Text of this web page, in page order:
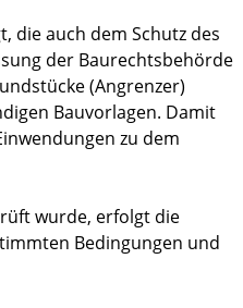
die auch dem Schutz des
der Baurechtsbehörde
(Angrenzer)
Bauvorlagen. Damit
zu dem
wurde, erfolgt die
Bedingungen und